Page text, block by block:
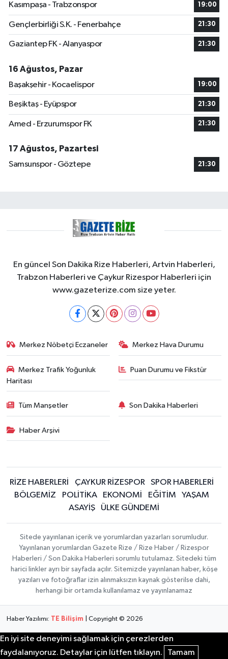
Kasımpaşa - Trabzonspor 19:00
Gençlerbirliği S.K. - Fenerbahçe 21:30
Gaziantep FK - Alanyaspor 21:30
16 Ağustos, Pazar
Başakşehir - Kocaelispor
19:00
Beşiktaş - Eyüpspor 21:30
Amed - Erzurumspor FK 21:30
17 Ağustos, Pazartesi
Samsunspor - Göztepe
21:30
En güncel Son Dakika Rize Haberleri, Artvin Haberleri,
Trabzon Haberleri ve Çaykur Rizespor Haberleri için
www.gazeterize.com size yeter.
Merkez Nöbetçi Eczaneler Merkez Hava Durumu
Merkez Trafik Yoğunluk
Haritası
Puan Durumu ve Fikstür
Tüm Manşetler Son Dakika Haberleri
Haber Arşivi
RİZE HABERLERİ ÇAYKUR RİZESPOR
SPOR HABERLERİ
BÖLGEMİZ
POLİTİKA EKONOMİ EĞİTİM
YAŞAM
ASAYİŞ
ÜLKE GÜNDEMİ
Sitede yayınlanan içerik ve yorumlardan yazarları sorumludur.
Yayınlanan yorumlardan Gazete Rize / Rize Haber / Rizespor
Haberleri / Son Dakika Haberleri sorumlu tutulamaz. Sitedeki tüm
harici linkler ayrı bir sayfada açılır. Sitemizde yayınlanan haber, köşe
yazıları ve fotoğraflar izin alınmaksızın kaynak gösterilse dahi,
herhangi bir ortamda kullanılamaz ve yayınlanamaz
Haber Yazılımı: TE Bilişim | Copyright © 2026
En iyi site deneyimi sağlamak için çerezlerden
faydalanıyoruz. Detaylar için lütfen tıklayın.
Tamam